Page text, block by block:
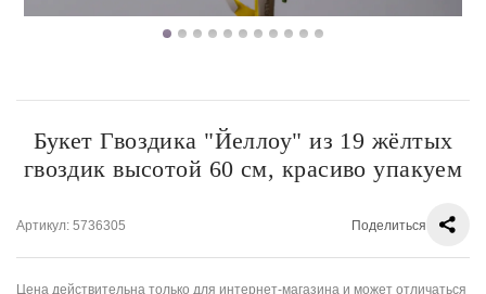
Букет Гвоздика "Йеллоу" из 19 жёлтых
гвоздик высотой 60 см, красиво упакуем
Артикул: 5736305 Поделиться
Цена действительна только для интернет-магазина и может отличаться